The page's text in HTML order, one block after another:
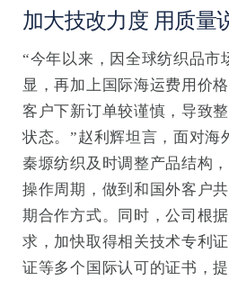
加大技改力度 用质量
“今年以来，因全球纺织品市
显，再加上国际海运费用价
客户下新订单较谨慎，导致
状态。”赵利辉坦言，面对海
秦塬纺织及时调整产品结构
操作周期，做到和国外客户
期合作方式。同时，公司根
求，加快取得相关技术专利
证等多个国际认可的证书，提